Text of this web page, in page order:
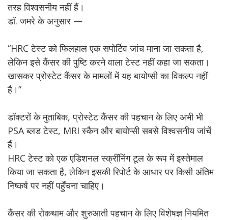
तरह विश्वसनीय नहीं हैं।
डॉ. जमरे के अनुसार —
“HRC टेस्ट को फिलहाल एक सपोर्टिव जांच माना जा सकता है,
लेकिन इसे कैंसर की पुष्टि करने वाला टेस्ट नहीं कहा जा सकता।
खासकर प्रोस्टेट कैंसर के मामलों में यह बायोप्सी का विकल्प नहीं
है।”
डॉक्टरों के मुताबिक, प्रोस्टेट कैंसर की पहचान के लिए अभी भी
PSA ब्लड टेस्ट, MRI स्कैन और बायोप्सी सबसे विश्वसनीय जांचें
हैं।
HRC टेस्ट को एक एडिशनल स्क्रींनिंग टूल के रूप में इस्तेमाल
किया जा सकता है, लेकिन इसकी रिपोर्ट के आधार पर किसी अंतिम
निष्कर्ष पर नहीं पहुँचना चाहिए।
कैंसर की रोकथाम और शुरुआती पहचान के लिए विशेषज्ञ नियमित